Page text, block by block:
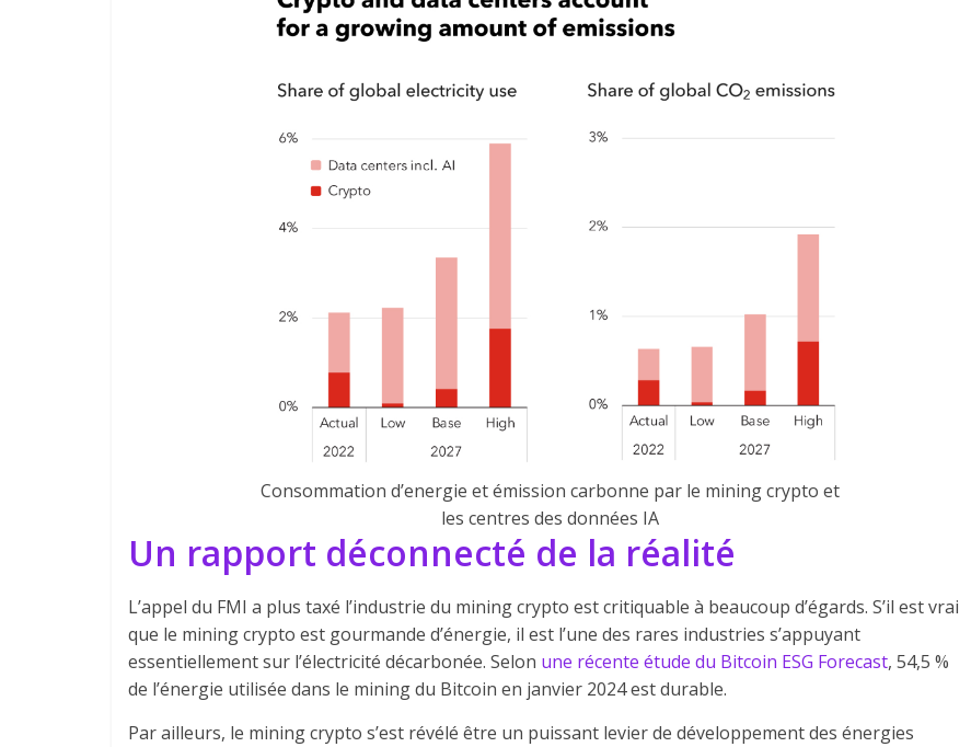
Consommation d’energie et émission carbonne par le mining crypto et
les centres des données IA
Un rapport déconnecté de la réalité
L’appel du FMI a plus taxé l’industrie du mining crypto est critiquable à beaucoup d’égards. S’il est vrai
que le mining crypto est gourmande d’énergie, il est l’une des rares industries s’appuyant
essentiellement sur l’électricité décarbonée. Selon une récente étude du Bitcoin ESG Forecast, 54,5 %
de l’énergie utilisée dans le mining du Bitcoin en janvier 2024 est durable.
Par ailleurs, le mining crypto s’est révélé être un puissant levier de développement des énergies